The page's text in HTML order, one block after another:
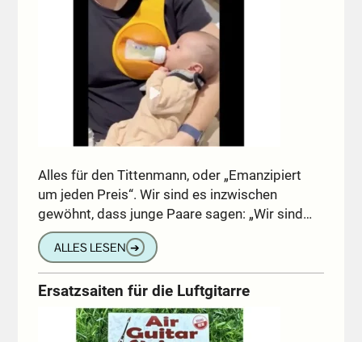
Alles für den Tittenmann, oder „Emanzipiert
um jeden Preis“. Wir sind es inzwischen
gewöhnt, dass junge Paare sagen: „Wir sind…
ALLES LESEN ➔
Ersatzsaiten für die Luftgitarre